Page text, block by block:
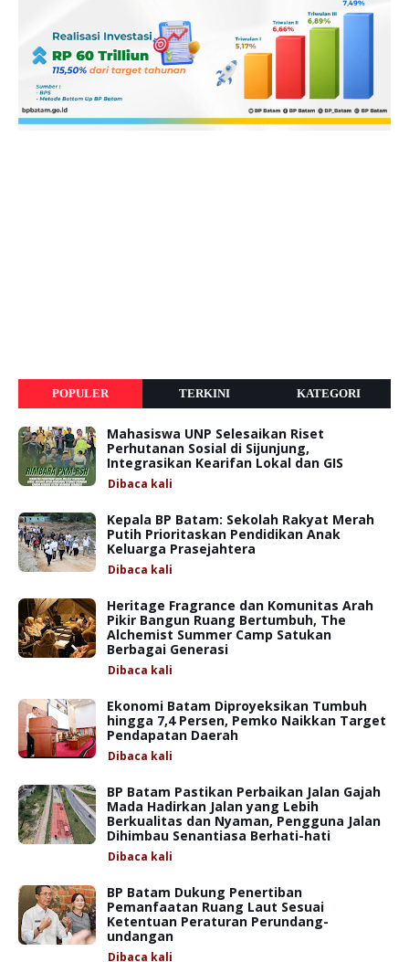
POPULER TERKINI KATEGORI
Mahasiswa UNP Selesaikan Riset
Perhutanan Sosial di Sijunjung,
Integrasikan Kearifan Lokal dan GIS
Dibaca kali
Kepala BP Batam: Sekolah Rakyat Merah
Putih Prioritaskan Pendidikan Anak
Keluarga Prasejahtera
Dibaca kali
Heritage Fragrance dan Komunitas Arah
Pikir Bangun Ruang Bertumbuh, The
Alchemist Summer Camp Satukan
Berbagai Generasi
Dibaca kali
Ekonomi Batam Diproyeksikan Tumbuh
hingga 7,4 Persen, Pemko Naikkan Target
Pendapatan Daerah
Dibaca kali
BP Batam Pastikan Perbaikan Jalan Gajah
Mada Hadirkan Jalan yang Lebih
Berkualitas dan Nyaman, Pengguna Jalan
Dihimbau Senantiasa Berhati-hati
Dibaca kali
BP Batam Dukung Penertiban
Pemanfaatan Ruang Laut Sesuai
Ketentuan Peraturan Perundang-
undangan
Dibaca kali